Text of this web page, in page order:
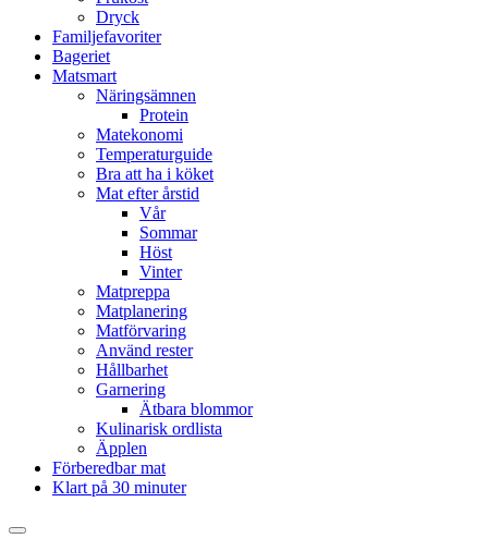
Dryck
Familjefavoriter
Bageriet
Matsmart
Näringsämnen
Protein
Matekonomi
Temperaturguide
Bra att ha i köket
Mat efter årstid
Vår
Sommar
Höst
Vinter
Matpreppa
Matplanering
Matförvaring
Använd rester
Hållbarhet
Garnering
Ätbara blommor
Kulinarisk ordlista
Äpplen
Förberedbar mat
Klart på 30 minuter
Slå